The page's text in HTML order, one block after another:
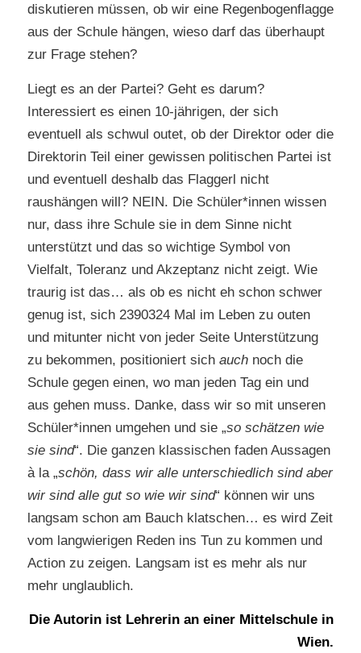
diskutieren müssen, ob wir eine Regenbogenflagge
aus der Schule hängen, wieso darf das überhaupt
zur Frage stehen?
Liegt es an der Partei? Geht es darum?
Interessiert es einen 10-jährigen, der sich
eventuell als schwul outet, ob der Direktor oder die
Direktorin Teil einer gewissen politischen Partei ist
und eventuell deshalb das Flaggerl nicht
raushängen will? NEIN. Die Schüler*innen wissen
nur, dass ihre Schule sie in dem Sinne nicht
unterstützt und das so wichtige Symbol von
Vielfalt, Toleranz und Akzeptanz nicht zeigt. Wie
traurig ist das… als ob es nicht eh schon schwer
genug ist, sich 2390324 Mal im Leben zu outen
und mitunter nicht von jeder Seite Unterstützung
zu bekommen, positioniert sich auch noch die
Schule gegen einen, wo man jeden Tag ein und
aus gehen muss. Danke, dass wir so mit unseren
Schüler*innen umgehen und sie „so schätzen wie
sie sind“. Die ganzen klassischen faden Aussagen
à la „schön, dass wir alle unterschiedlich sind aber
wir sind alle gut so wie wir sind“ können wir uns
langsam schon am Bauch klatschen… es wird Zeit
vom langwierigen Reden ins Tun zu kommen und
Action zu zeigen. Langsam ist es mehr als nur
mehr unglaublich.
Die Autorin ist Lehrerin an einer Mittelschule in
Wien.